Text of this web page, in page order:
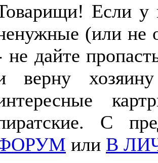
Если у
(или не
не дайте
верну
С
или В